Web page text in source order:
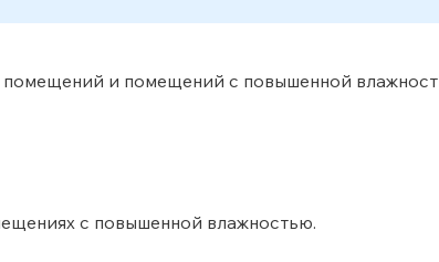
и помещений с повышенной
с повышенной влажностью.